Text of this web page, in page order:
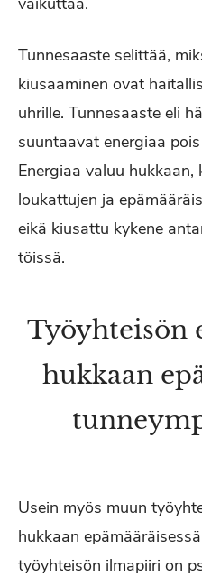
Tunnesaaste selittää,
kiusaaminen ovat
uhrille. Tunnesaaste eli
suuntaavat energiaa
Energiaa valuu
loukattujen ja
eikä kiusattu kykene
töissä.
Työyhteisön
hukkaan
Usein myös muun
hukkaan
työyhteisön ilmapiiri on